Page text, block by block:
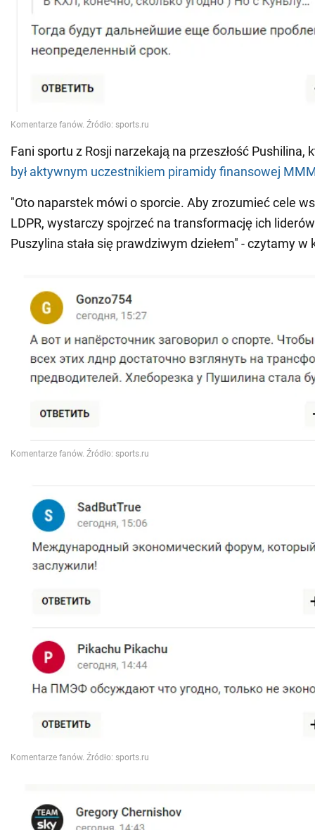
Fani sportu z Rosji narzekają na przeszłość Pushilina,
był aktywnym uczestnikiem piramidy finansowej
"Oto naparstek mówi o sporcie. Aby zrozumieć cele
LDPR, wystarczy spojrzeć na transformację ich
Puszylina stała się prawdziwym dziełem" - czytamy